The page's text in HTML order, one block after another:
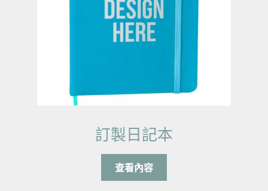
訂製日記本
查看內容